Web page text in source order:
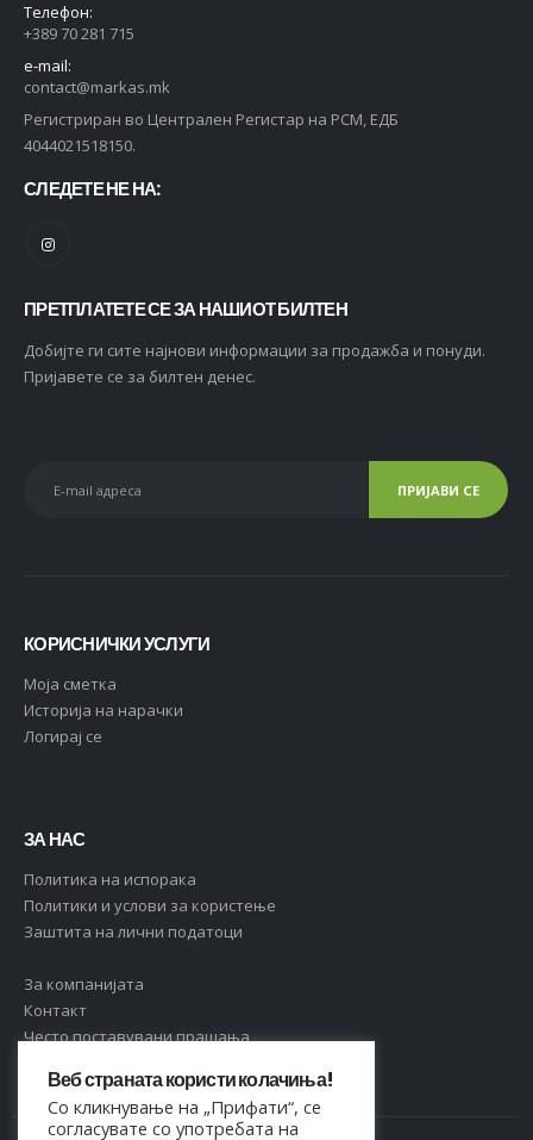
Телефон:
+389 70 281 715
e-mail:
contact@markas.mk
Регистриран во Централен Регистар на РСМ, ЕДБ
4044021518150.
СЛЕДЕТЕ НЕ НА:
ПРЕТПЛАТЕТЕ СЕ ЗА НАШИОТ БИЛТЕН
Добијте ги сите најнови информации за продажба и понуди.
Пријавете се за билтен денес.
КОРИСНИЧКИ УСЛУГИ
Moja сметка
Историја на нарачки
Логирај се
ЗА НАС
Политика на испорака
Политики и услови за користење
Заштита на лични податоци
За компанијата
Контакт
Често поставувани прашања
Веб страната користи колачиња!
Со кликнување на „Прифати“, се
согласувате со употребата на